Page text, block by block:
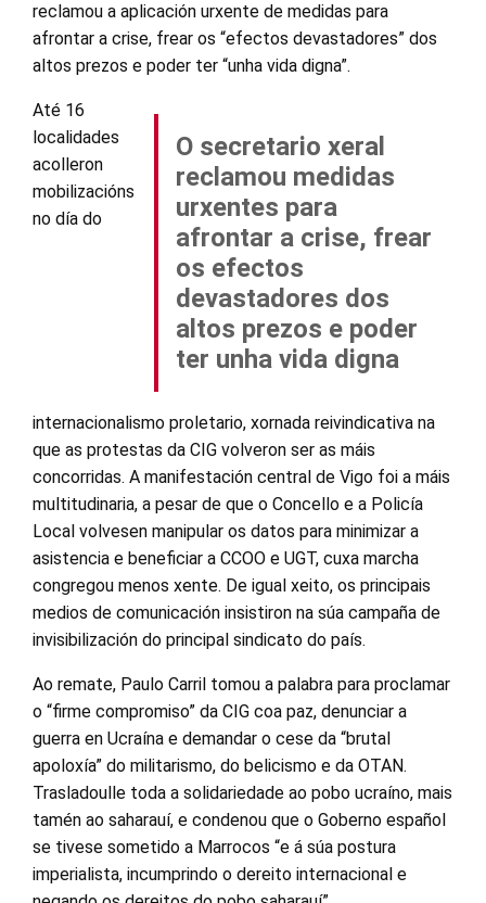
reclamou a aplicación urxente de medidas para
afrontar a crise, frear os “efectos devastadores” dos
altos prezos e poder ter “unha vida digna”.
O secretario xeral
reclamou medidas
urxentes para
afrontar a crise, frear
os efectos
devastadores dos
altos prezos e poder
ter unha vida digna
Até 16
localidades
acolleron
mobilizacións
no día do
internacionalismo proletario, xornada reivindicativa na
que as protestas da CIG volveron ser as máis
concorridas. A manifestación central de Vigo foi a máis
multitudinaria, a pesar de que o Concello e a Policía
Local volvesen manipular os datos para minimizar a
asistencia e beneficiar a CCOO e UGT, cuxa marcha
congregou menos xente. De igual xeito, os principais
medios de comunicación insistiron na súa campaña de
invisibilización do principal sindicato do país.
Ao remate, Paulo Carril tomou a palabra para proclamar
o “firme compromiso” da CIG coa paz, denunciar a
guerra en Ucraína e demandar o cese da “brutal
apoloxía” do militarismo, do belicismo e da OTAN.
Trasladoulle toda a solidariedade ao pobo ucraíno, mais
tamén ao saharauí, e condenou que o Goberno español
se tivese sometido a Marrocos “e á súa postura
imperialista, incumprindo o dereito internacional e